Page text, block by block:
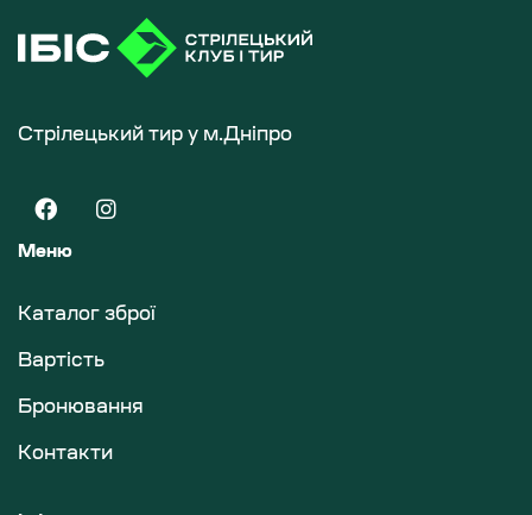
Стрілецький тир у м.Дніпро
Меню
Каталог зброї
Вартість
Бронювання
Контакти